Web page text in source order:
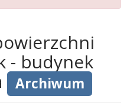
- budynek
Archiwum